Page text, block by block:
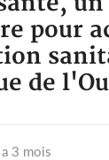
pour
de
3 mois